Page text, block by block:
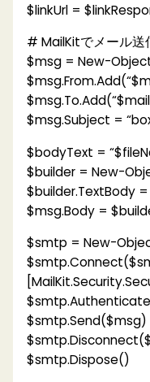
$linkUrl =
# MailKitでメール送
$msg = New-
$msg.Subject =
$bodyText =
$builder = New-
$builder.TextBody
$msg.Body =
$smtp = New-
$smtp.Send($msg)
$smtp.Dispose()